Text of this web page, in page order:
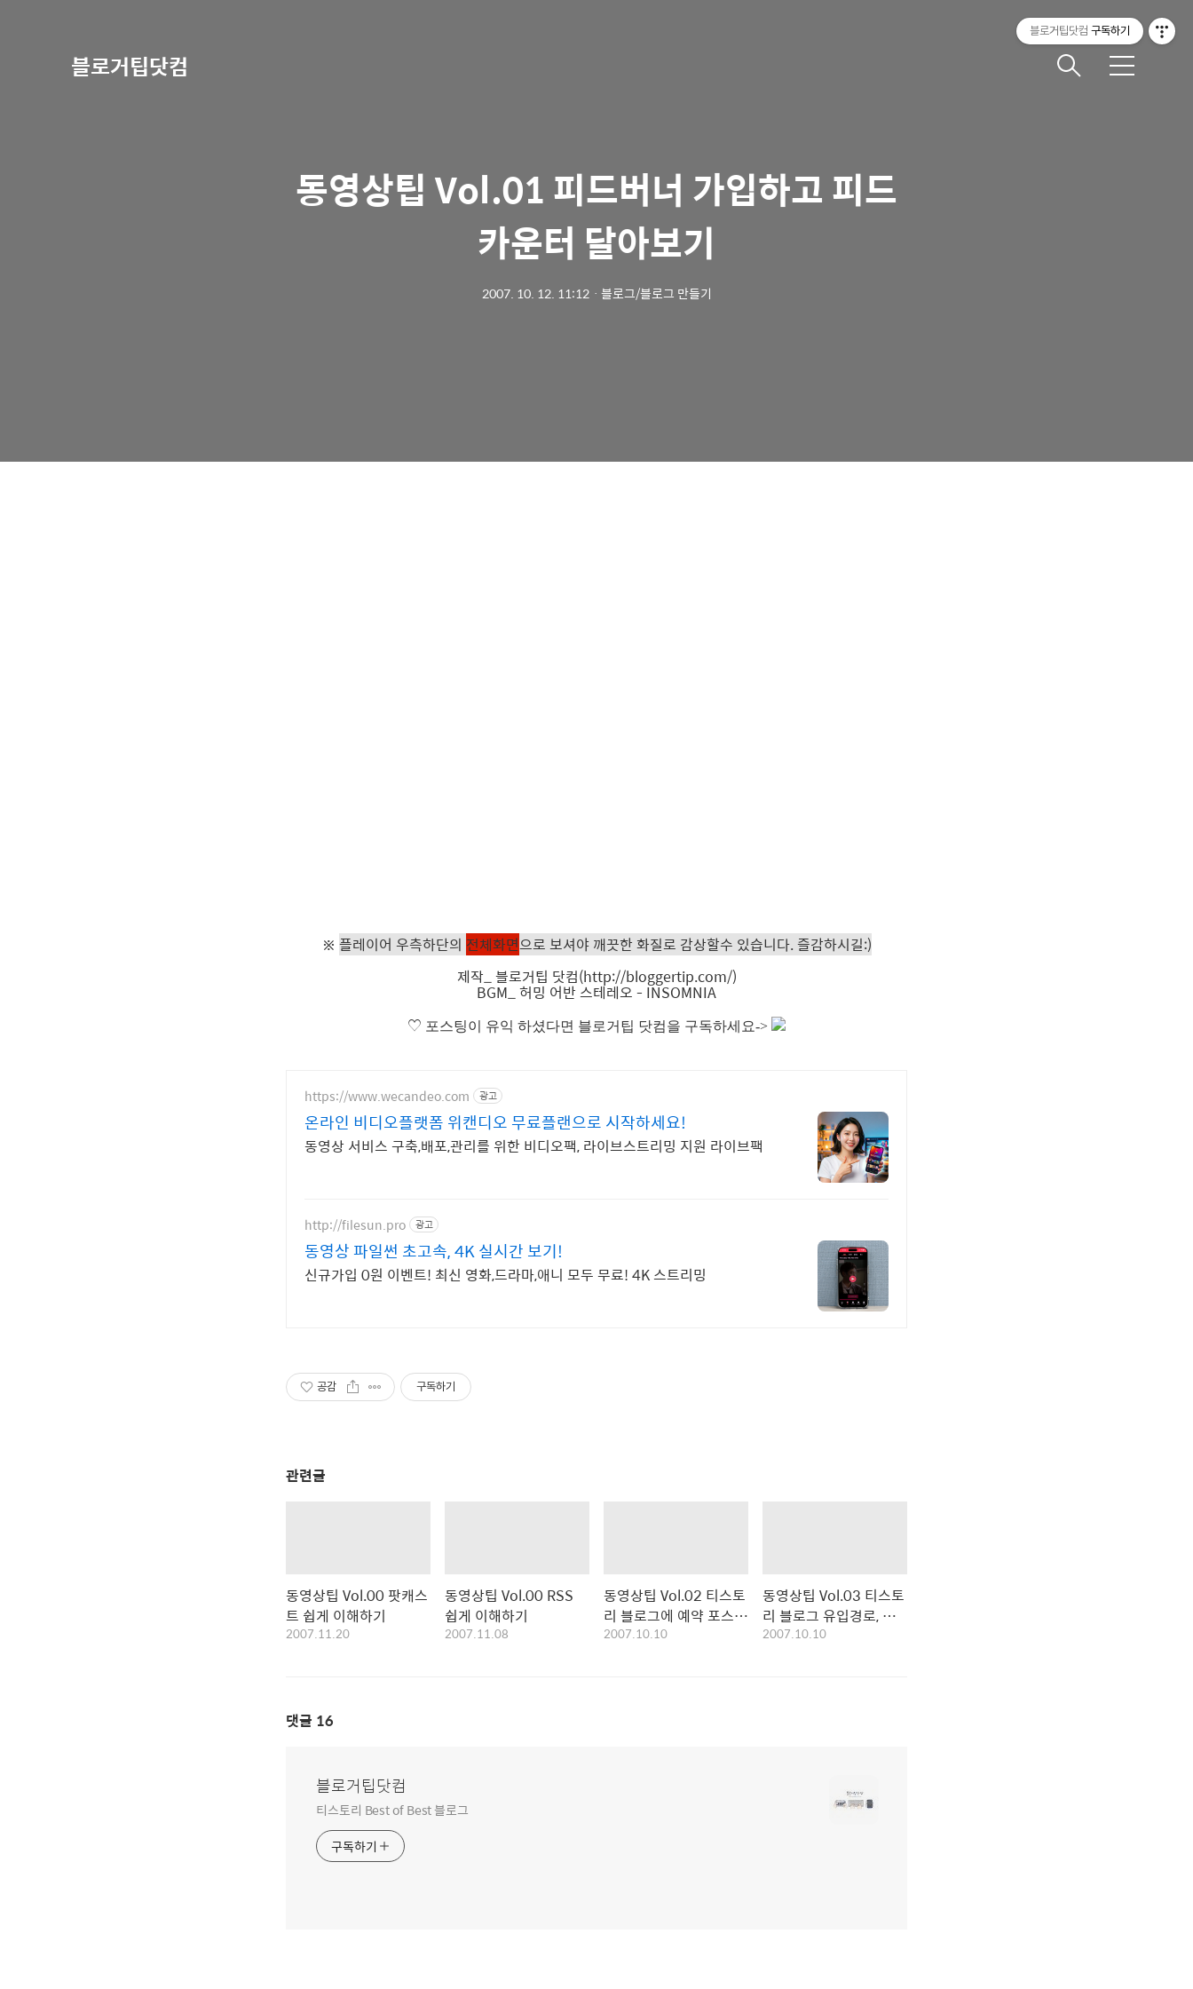
블로거팁닷컴 메
동영상팁 Vol.01 피드버너 가입하고 피드
카운터 달아보기
2007. 10. 12. 11:12ㆍ 블로그/블로그 만들기
※ 플레이어 우측하단의 전체화면으로 보셔야 깨끗한 화질로 감상할수 있습니다. 즐감하시길:)
제작_ 블로거팁 닷컴(http://bloggertip.com/)
BGM_ 허밍 어반 스테레오 - INSOMNIA
♡ 포스팅이 유익 하셨다면 블로거팁 닷컴을 구독하세요->
https://www.wecandeo.com 광고
온라인 비디오플랫폼 위캔디오 무료플랜으로 시작하세요!
동영상 서비스 구축,배포,관리를 위한 비디오팩, 라이브스트리밍 지원 라이브팩
http://filesun.pro 광고
동영상 파일썬 초고속, 4K 실시간 보기!
신규가입 0원 이벤트! 최신 영화,드라마,애니 모두 무료! 4K 스트리밍
공감 구독하기
관련글
동영상팁 Vol.00 팟캐스
트 쉽게 이해하기
2007.11.20
동영상팁 Vol.00 RSS
쉽게 이해하기
2007.11.08
동영상팁 Vol.02 티스토
리 블로그에 예약 포스트
작성하기
2007.10.10
동영상팁 Vol.03 티스토
리 블로그 유입경로, 유
입키워드 알아보기
2007.10.10
댓글 16
블로거팁닷컴
티스토리 Best of Best 블로그
구독하기
블로거팁닷컴 구독하기